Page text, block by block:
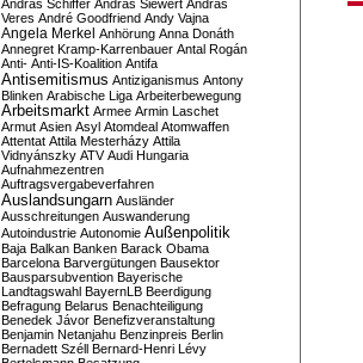
András Schiffer András Siewert András
Veres André Goodfriend Andy Vajna
Angela Merkel Anhörung Anna Donáth
Annegret Kramp-Karrenbauer Antal Rogán
Anti- Anti-IS-Koalition Antifa
Antisemitismus Antiziganismus Antony
Blinken Arabische Liga Arbeiterbewegung
Arbeitsmarkt Armee Armin Laschet
Armut Asien Asyl Atomdeal Atomwaffen
Attentat Attila Mesterházy Attila
Vidnyánszky ATV Audi Hungaria
Aufnahmezentren
Auftragsvergabeverfahren
Auslandsungarn Ausländer
Ausschreitungen Auswanderung
Autoindustrie Autonomie Außenpolitik
Baja Balkan Banken Barack Obama
Barcelona Barvergütungen Bausektor
Bausparsubvention Bayerische
Landtagswahl BayernLB Beerdigung
Befragung Belarus Benachteiligung
Benedek Jávor Benefizveranstaltung
Benjamin Netanjahu Benzinpreis Berlin
Bernadett Széll Bernard-Henri Lévy